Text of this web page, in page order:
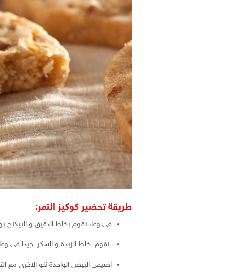
طريقة تحضير كوكيز التمر:
فى وعاء نقوم بخلط الدقيق و البيكنج
نقوم بخلط الزبدة و السكر جيدا فى
أضيفى البيض الواحدة تلو الاخرى مع